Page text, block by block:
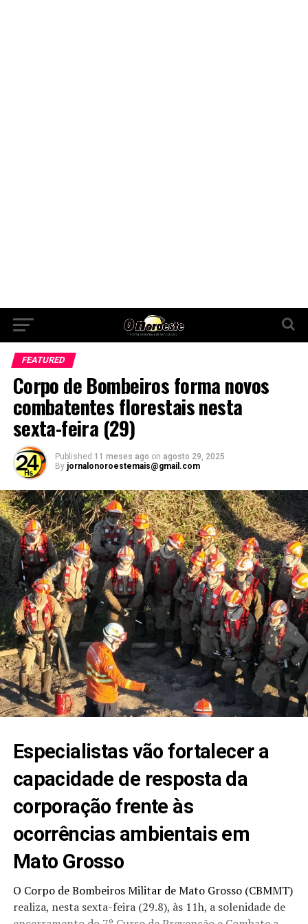
FEATURED
Corpo de Bombeiros forma novos
combatentes florestais nesta
sexta-feira (29)
Published 11 meses ago on agosto 29, 2025
By jornalonoroestemais@gmail.com
Especialistas vão fortalecer a
capacidade de resposta da
corporação frente às
ocorrências ambientais em
Mato Grosso
O Corpo de Bombeiros Militar de Mato Grosso (CBMMT)
realiza, nesta sexta-feira (29.8), às 11h, a solenidade de